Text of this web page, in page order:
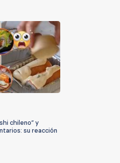
chileno” y
su reacción